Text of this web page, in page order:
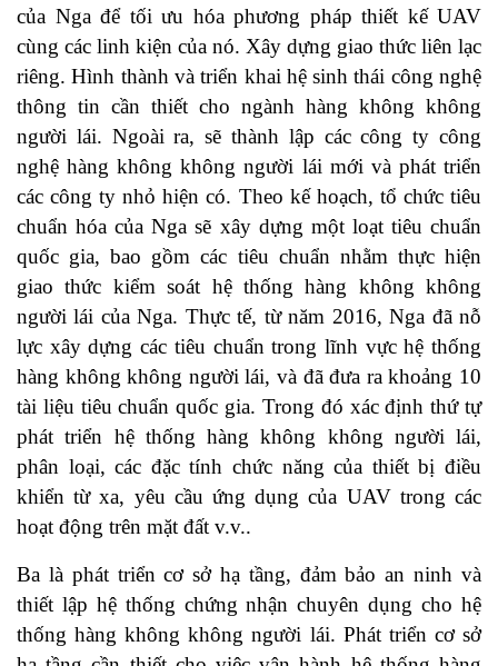
của Nga để tối ưu hóa phương pháp thiết kế UAV
cùng các linh kiện của nó. Xây dựng giao thức liên lạc
riêng. Hình thành và triển khai hệ sinh thái công nghệ
thông tin cần thiết cho ngành hàng không không
người lái. Ngoài ra, sẽ thành lập các công ty công
nghệ hàng không không người lái mới và phát triển
các công ty nhỏ hiện có. Theo kế hoạch, tổ chức tiêu
chuẩn hóa của Nga sẽ xây dựng một loạt tiêu chuẩn
quốc gia, bao gồm các tiêu chuẩn nhằm thực hiện
giao thức kiểm soát hệ thống hàng không không
người lái của Nga. Thực tế, từ năm 2016, Nga đã nỗ
lực xây dựng các tiêu chuẩn trong lĩnh vực hệ thống
hàng không không người lái, và đã đưa ra khoảng 10
tài liệu tiêu chuẩn quốc gia. Trong đó xác định thứ tự
phát triển hệ thống hàng không không người lái,
phân loại, các đặc tính chức năng của thiết bị điều
khiển từ xa, yêu cầu ứng dụng của UAV trong các
hoạt động trên mặt đất v.v..
Ba là phát triển cơ sở hạ tầng, đảm bảo an ninh và
thiết lập hệ thống chứng nhận chuyên dụng cho hệ
thống hàng không không người lái. Phát triển cơ sở